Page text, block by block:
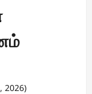
2026)